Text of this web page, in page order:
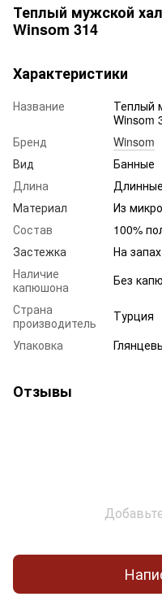
Теплый мужской
Winsom 314
Характеристики
Название
Теплый
Winsom
Бренд
Winsom
Вид
Банные
Длина
Длинные
Материал
Из
Состав
100%
Застежка
На запах
Наличие
капюшона
Без
Страна
производитель
Турция
Упаковка
Отзывы